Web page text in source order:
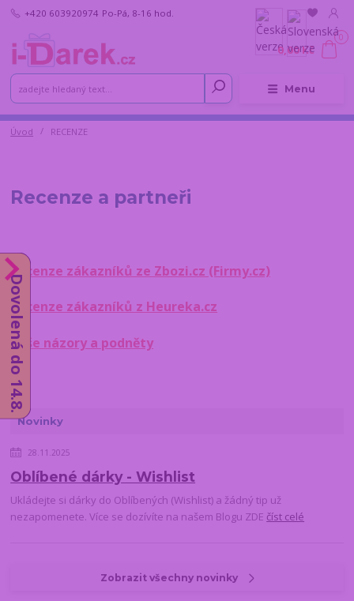
Menu
+420 603920974 Po-Pá, 8-16 hod.
0
0,00 Kč
Úvod RECENZE
Novinky
28.11.2025
Oblíbené dárky - Wishlist
Ukládejte si dárky do Oblíbených (Wishlist) a žádný tip už
nezapomenete. Více se dozívíte na našem Blogu ZDE číst celé
Zobrazit všechny novinky
Recenze a partneři
Recenze zákazníků ze Zbozi.cz (Firmy.cz)
Recenze zákazníků z Heureka.cz
Vaše názory a podněty
Dovolená do 14.8.